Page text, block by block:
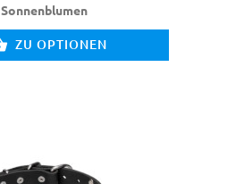
Sonnenblumen
ZU OPTIONEN